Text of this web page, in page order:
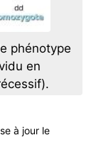
phénotype
en
à jour le